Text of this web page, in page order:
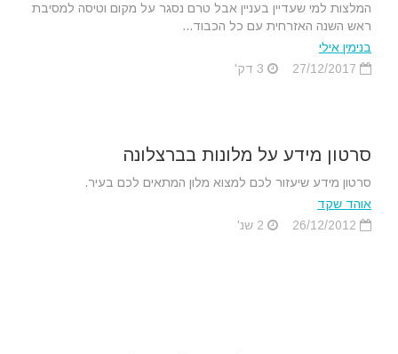
המלצות למי שעדיין בעניין אבל טרם נסגר על מקום וטיסה למסיבת
ראש השנה האזרחית עם כל הכבוד...
בנימין אילי
סרטון מידע על מלונות בברצלונה
סרטון מידע שיעזור לכם למצוא מלון המתאים לכם בעיר.
אוהד שקד